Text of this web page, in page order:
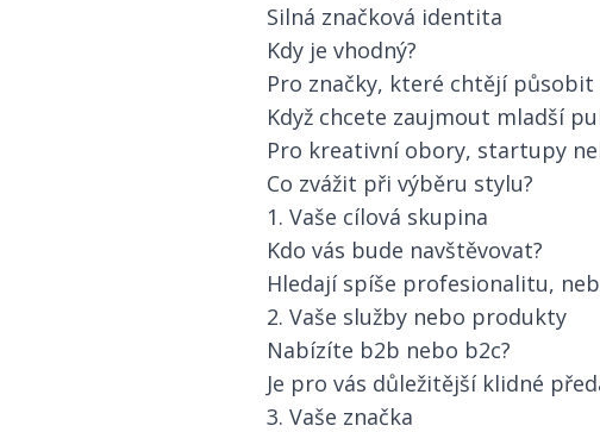
Silná značková identita
Kdy je vhodný?
Pro značky, které chtějí
Když chcete zaujmout mladší
Pro kreativní obory, startupy
Co zvážit při výběru stylu?
1. Vaše cílová skupina
Kdo vás bude navštěvovat?
Hledají spíše profesionalitu,
2. Vaše služby nebo produkty
Nabízíte b2b nebo b2c?
Je pro vás důležitější klidné
3. Vaše značka